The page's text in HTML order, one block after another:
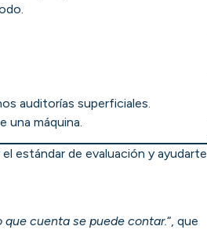
auditorías superficiales.
máquina.
estándar de evaluación y ayudarte
cuenta se puede contar.“, que